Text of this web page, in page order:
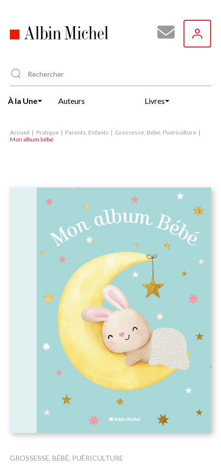
principal
À la Une Auteurs Livres
Accueil Pratique Parents, Enfants
Grossesse, Bébé, Puériculture
Mon album bébé
GROSSESSE, BÉBÉ, PUÉRICULTURE